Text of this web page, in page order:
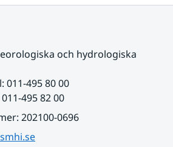
och hydrologiska
011-495 80 00
495 82 00
202100-0696